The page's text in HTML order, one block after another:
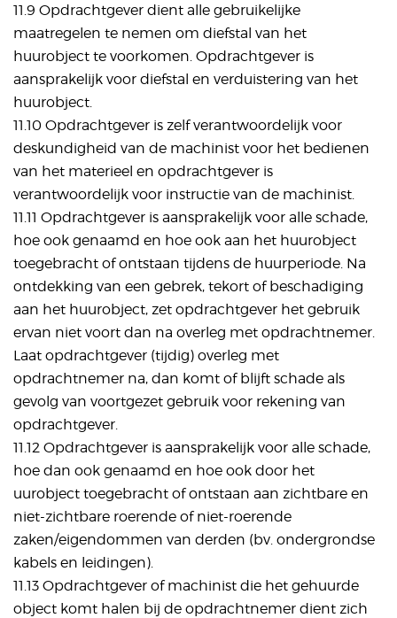
11.9 Opdrachtgever dient alle gebruikelijke
maatregelen te nemen om diefstal van het
huurobject te voorkomen. Opdrachtgever is
aansprakelijk voor diefstal en verduistering van het
huurobject.
11.10 Opdrachtgever is zelf verantwoordelijk voor
deskundigheid van de machinist voor het bedienen
van het materieel en opdrachtgever is
verantwoordelijk voor instructie van de machinist.
11.11 Opdrachtgever is aansprakelijk voor alle schade,
hoe ook genaamd en hoe ook aan het huurobject
toegebracht of ontstaan tijdens de huurperiode. Na
ontdekking van een gebrek, tekort of beschadiging
aan het huurobject, zet opdrachtgever het gebruik
ervan niet voort dan na overleg met opdrachtnemer.
Laat opdrachtgever (tijdig) overleg met
opdrachtnemer na, dan komt of blijft schade als
gevolg van voortgezet gebruik voor rekening van
opdrachtgever.
11.12 Opdrachtgever is aansprakelijk voor alle schade,
hoe dan ook genaamd en hoe ook door het
uurobject toegebracht of ontstaan aan zichtbare en
niet-zichtbare roerende of niet-roerende
zaken/eigendommen van derden (bv. ondergrondse
kabels en leidingen).
11.13 Opdrachtgever of machinist die het gehuurde
object komt halen bij de opdrachtnemer dient zich